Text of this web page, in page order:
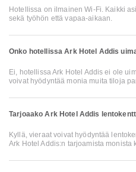
Hotellissa on ilmainen Wi-Fi. Kaikki
sekä työhön että vapaa-aikaan.
Onko hotellissa Ark Hotel Addis
Ei, hotellissa Ark Hotel Addis ei ole
voivat hyödyntää monia muita tiloja
Tarjoaako Ark Hotel Addis
Kyllä, vieraat voivat hyödyntää
Ark Hotel Addis:n tarjoamista monista